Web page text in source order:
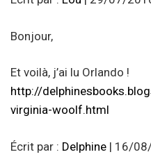
Bonjour,
Et voilà, j’ai lu Orlando !
http://
virginia-woolf.html
Écrit par : Delphine | 16/